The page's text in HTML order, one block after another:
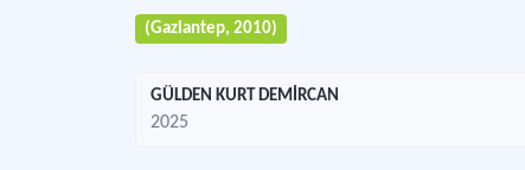
(Gaziantep, 2010)
GÜLDEN KURT DEMİRCAN
2025